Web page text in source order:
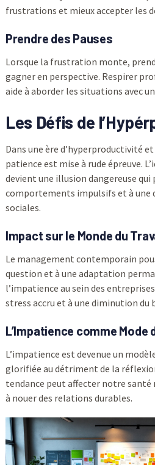
frustrations et mieux accepter les
Prendre des Pauses
Lorsque la frustration monte,
gagner en perspective. Respirer
aide à aborder les situations avec
Les Défis de
Dans une ère d’hyperproductivité
patience est mise à rude épreuve.
devient une illusion dangereuse qui
comportements impulsifs et à
sociales.
Impact sur le Monde du
Le management contemporain
question et à une adaptation
l’impatience au sein des
stress accru et à une diminution du
L’Impatience comme Mode
L’impatience est devenue un
glorifiée au détriment de la
tendance peut affecter notre
à nouer des relations durables.